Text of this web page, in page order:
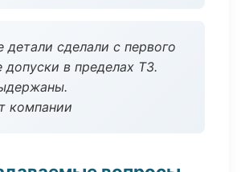
сделали с первого
допуски в пределах ТЗ.
компании